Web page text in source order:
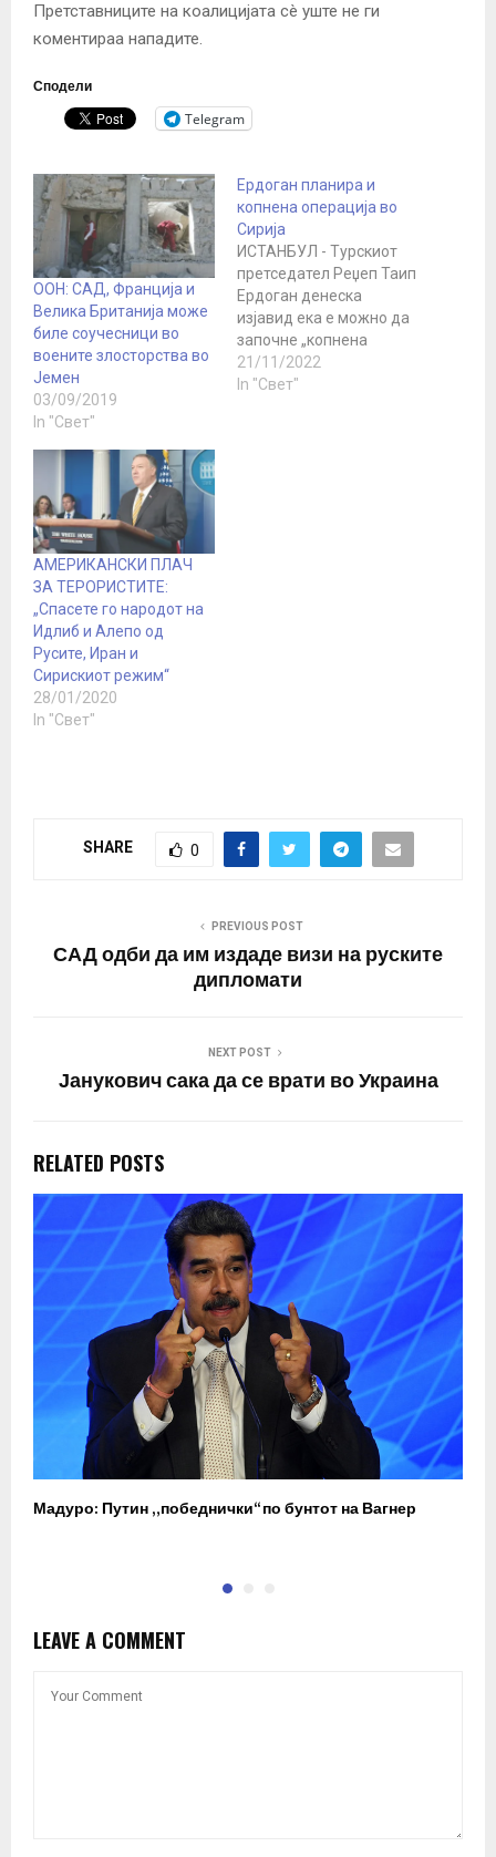
Претставниците на коалицијата сè уште не ги
коментираа нападите.
Сподели
Telegram
ООН: САД, Франција и
Велика Британија може
биле соучесници во
воените злосторства во
Јемен
03/09/2019
In "Свет"
Ердоган планира и
копнена операција во
Сирија
ИСТАНБУЛ - Турскиот
претседател Реџеп Таип
Ердоган денеска
изјавид ека е можно да
започне „копнена
операција“ во Сирија. Тој
го изјави ова еден ден
21/11/2022
In "Свет"
АМЕРИКАНСКИ ПЛАЧ
ЗА ТЕРОРИСТИТЕ:
„Спасете го народот на
Идлиб и Алепо од
Русите, Иран и
Сирискиот режим“
28/01/2020
In "Свет"
SHARE 0
PREVIOUS POST
САД одби да им издаде визи на руските
дипломати
NEXT POST
Јанукович сака да се врати во Украина
RELATED POSTS
Мадуро: Путин „победнички“ по бунтот на Вагнер
LEAVE A COMMENT